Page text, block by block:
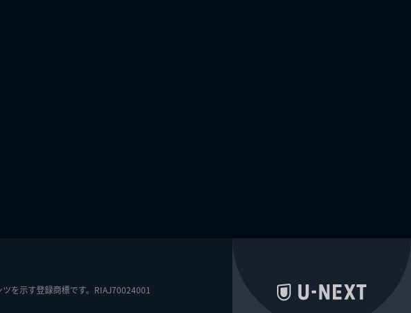
を示す登録商標です。RIAJ70024001